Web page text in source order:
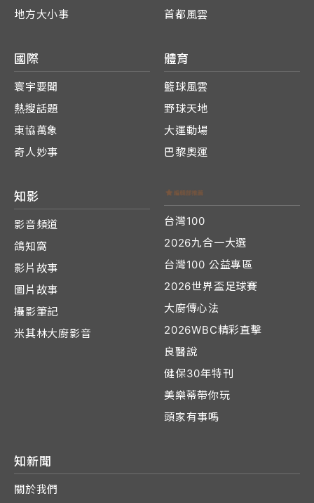
地方大小事
首都風雲
國際
寰宇要聞
熱搜話題
東協萬象
奇人妙事
體育
籃球風雲
野球天地
大運動場
巴黎奧運
知影
影音頻道
鴿知窩
影片故事
圖片故事
攝影筆記
米其林大廚影音
台灣100
2026九合一大選
台灣100 公益專區
2026世界盃足球賽
大廚傳心法
2026WBC精彩直擊
良醫說
健保30年特刊
美樂蒂帶你玩
頭家有事嗎
知新聞
關於我們